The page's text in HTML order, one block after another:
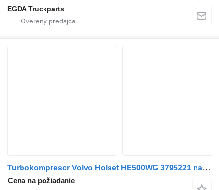
EGDA Truckparts
Turbokompresor Volvo Holset HE500WG 3795221 na ťahača Volvo
Cena na požiadanie